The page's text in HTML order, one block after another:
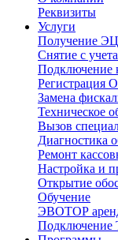
Реквизиты
Услуги
Получение
Снятие с
Регистрация
Замена
Техническое
Вызов
Диагностика
Ремонт
Настройка и
Открытие
Обучение
ЭВОТОР